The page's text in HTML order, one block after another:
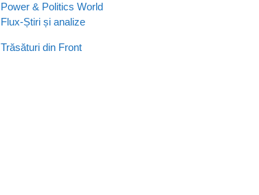
Power & Politics World
Flux-Știri și analize
Trăsături din Front